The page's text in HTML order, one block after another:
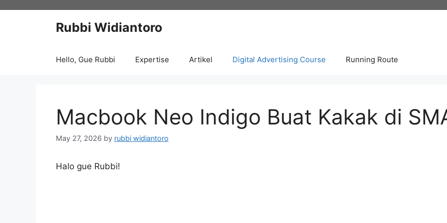
Rubbi Widiantoro
Hello, Gue Rubbi Expertise Artikel Digital Advertising Course Running Route
Macbook Neo Indigo Buat Kakak di
May 27, 2026 by rubbi widiantoro
Halo gue Rubbi!